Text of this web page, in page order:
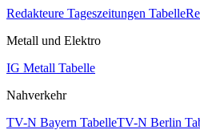
Redakteure Tageszeitungen Tabelle
Metall und Elektro
IG Metall Tabelle
Nahverkehr
TV-N Bayern TabelleTV-N Berlin